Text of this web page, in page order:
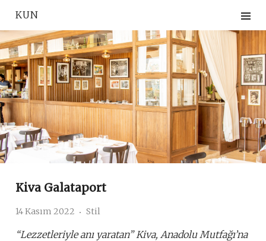
content
KUN
Kiva Galataport
14 Kasım 2022 Stil
“Lezzetleriyle anı yaratan” Kiva, Anadolu Mutfağı’na